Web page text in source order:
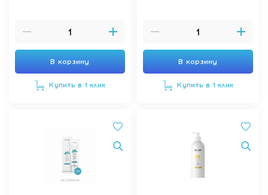
В корзину
Купить в 1 клик
В корзину
Купить в 1 клик